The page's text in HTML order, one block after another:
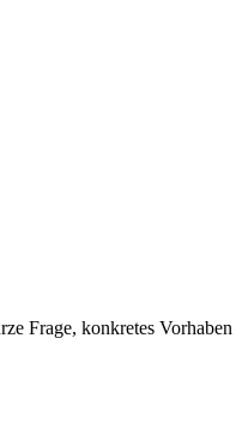
Frage, konkretes